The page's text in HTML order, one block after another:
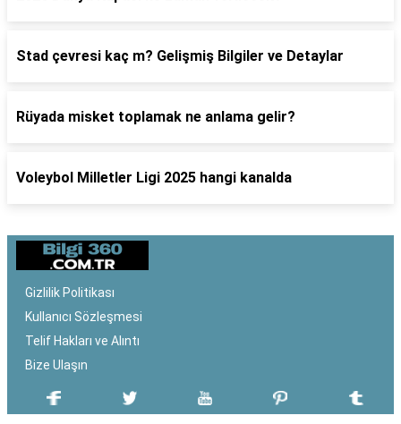
Stad çevresi kaç m? Gelişmiş Bilgiler ve Detaylar
Rüyada misket toplamak ne anlama gelir?
Voleybol Milletler Ligi 2025 hangi kanalda
Gizlilik Politikası
Kullanıcı Sözleşmesi
Telif Hakları ve Alıntı
Bize Ulaşın